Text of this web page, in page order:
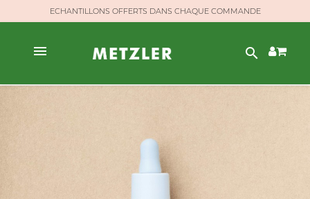
ECHANTILLONS OFFERTS DANS CHAQUE COMMANDE
search